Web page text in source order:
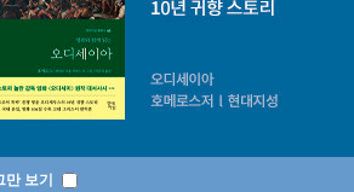
만 보기
선/도표/문장노트
판매중